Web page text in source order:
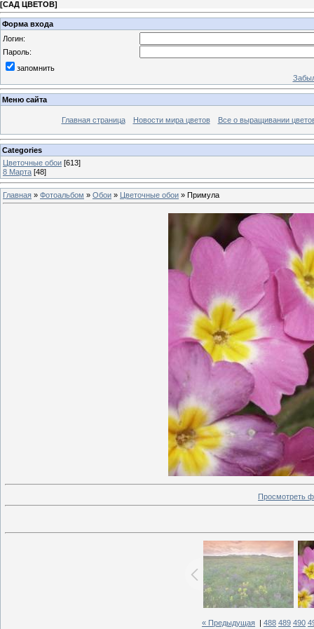
[САД ЦВЕТОВ]
Форма входа
Логин:
Пароль:
запомнить
Меню сайта
Главная страница Новости мира цветов Все о выращивании
Categories
Цветочные обои [613]
8 Марта [48]
Главная » Фотоальбом » Обои » Цветочные обои » Примула
Просмотреть
« Предыдущая 488 489 490